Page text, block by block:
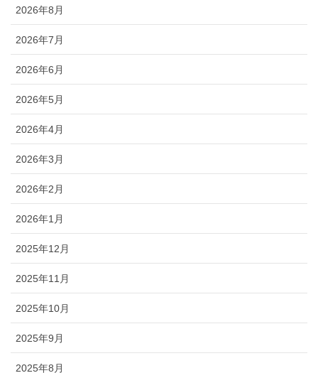
2026年8月
2026年7月
2026年6月
2026年5月
2026年4月
2026年3月
2026年2月
2026年1月
2025年12月
2025年11月
2025年10月
2025年9月
2025年8月